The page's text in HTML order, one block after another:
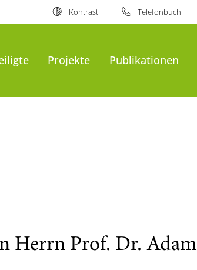
Kontrast Telefonbuch
Projekte Publikationen
Herrn Prof. Dr. Adam